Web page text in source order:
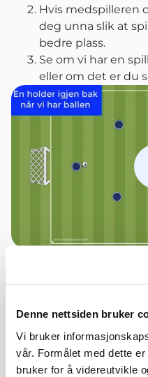
Denne nettsiden bruker
Vi bruker
vår. Formålet med dette
bruker for å videreutvikle
Hvis medspilleren
deg unna slik at
bedre plass.
Se om vi har en
eller om det er du
Jobben til denne
og returer. Sørg for at
som en keeper, men